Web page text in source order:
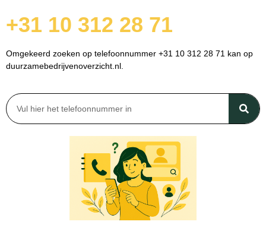
+31 10 312 28 71
Omgekeerd zoeken op telefoonnummer +31 10 312 28 71 kan op
duurzamebedrijvenoverzicht.nl.